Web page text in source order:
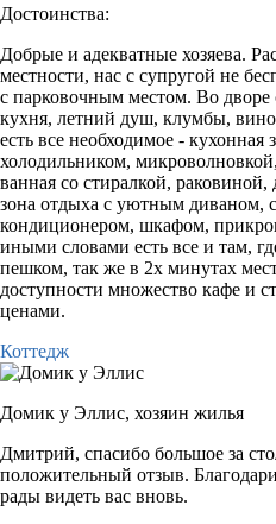
Достоинства:
Добрые и адекватные хозяева.
местности, нас с супругой не
с парковочным местом. Во дворе
кухня, летний душ, клумбы,
есть все необходимое - кухонная
холодильником,
ванная со стиралкой,
зона отдыха с уютным диваном,
кондиционером, шкафом,
иными словами есть все и там,
пешком, так же в 2х минутах
доступности множество кафе и
ценами.
Коттедж
Домик у Эллис, хозяин жилья
Дмитрий, спасибо большое за
положительный отзыв.
рады видеть вас вновь.